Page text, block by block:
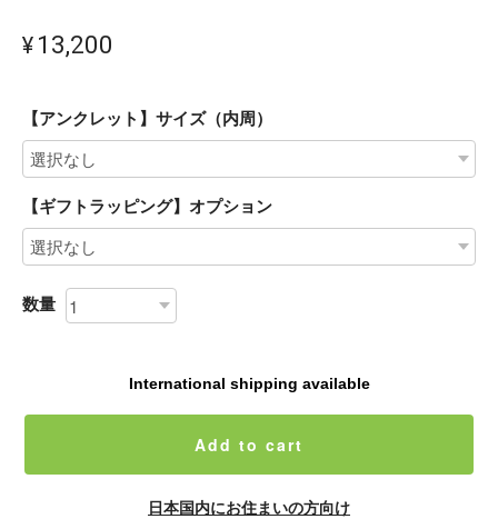
¥13,200
【アンクレット】サイズ（内周）
【ギフトラッピング】オプション
数量
International shipping available
Add to cart
日本国内にお住まいの方向け